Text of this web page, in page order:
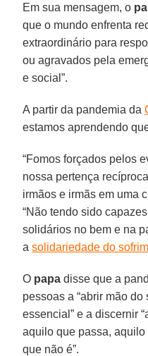
Em sua mensagem, o
que o mundo enfrenta
extraordinário para
ou agravados pela
e social”.
A partir da pandemia da
estamos aprendendo
“Fomos forçados pelos
nossa pertença
irmãos e irmãs em uma
“Não tendo sido
solidários no bem e na
asolidariedade do
O papa disse que a
pessoas a “abrir mão
essencial” e a discernir
aquilo que passa,
que não é”.